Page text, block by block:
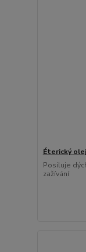
Éterický
Posiluje
zažívání